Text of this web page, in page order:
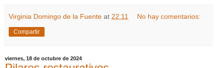
Virginia Domingo de la Fuente at 22:11 No hay comentarios:
Compartir
viernes, 18 de octubre de 2024